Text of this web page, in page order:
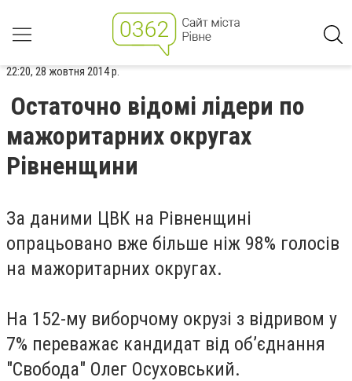
22:20, 28 жовтня 2014 р.
Остаточно відомі лідери по
мажоритарних округах
Рівненщини
За даними ЦВК на Рівненщині
опрацьовано вже більше ніж 98% голосів
на мажоритарних округах.
На 152-му виборчому окрузі з відривом у
7% переважає кандидат від об’єднання
"Свобода" Олег Осуховський.